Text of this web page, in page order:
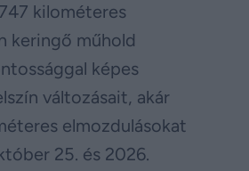
kilométeres
keringő műhold
képes
változásait, akár
elmozdulásokat
25. és 2026.